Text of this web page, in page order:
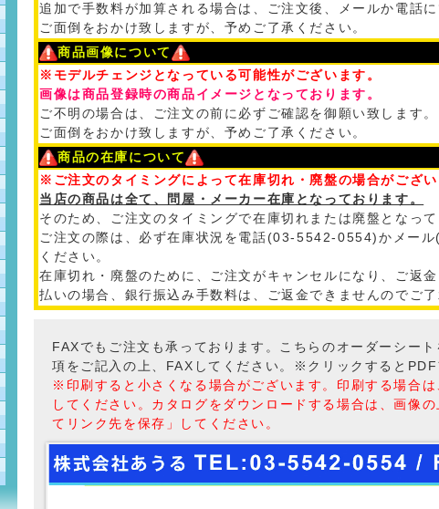
追加で手数料が加算される場合は、ご注文後、メールか電話
ご面倒をおかけ致しますが、予めご了承ください。
商品画像について
※モデルチェンジとなっている可能性がございます。
画像は商品登録時の商品イメージとなっております。
ご不明の場合は、ご注文の前に必ずご確認を御願い致します。
ご面倒をおかけ致しますが、予めご了承ください。
商品の在庫について
※ご注文のタイミングによって在庫切れ・廃盤の場合がござ
当店の商品は全て、問屋・メーカー在庫となっております。
そのため、ご注文のタイミングで在庫切れまたは廃盤となっ
ご注文の際は、必ず在庫状況を電話(03-5542-0554)かメール
ください。
在庫切れ・廃盤のために、ご注文がキャンセルになり、ご返
払いの場合、銀行振込み手数料は、ご返金できませんのでご
FAXでもご注文も承っております。こちらのオーダーシー
項をご記入の上、FAXしてください。※クリックすると
※印刷すると小さくなる場合がございます。印刷する場合
してください。カタログをダウンロードする場合は、画像
てリンク先を保存」してください。